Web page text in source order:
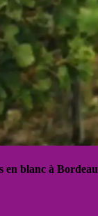
en blanc à